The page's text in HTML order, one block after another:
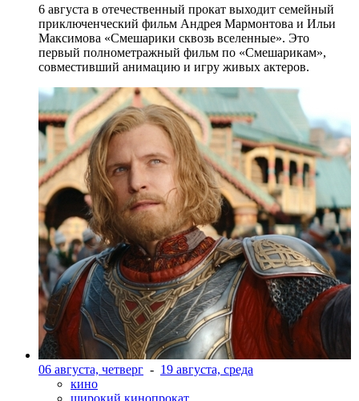
6 августа в отечественный прокат выходит семейный
приключенческий фильм Андрея Мармонтова и Ильи
Максимова «Смешарики сквозь вселенные». Это
первый полнометражный фильм по «Смешарикам»,
совместивший анимацию и игру живых актеров.
06 августа, четверг - 19 августа, среда
кино
широкий кинопрокат